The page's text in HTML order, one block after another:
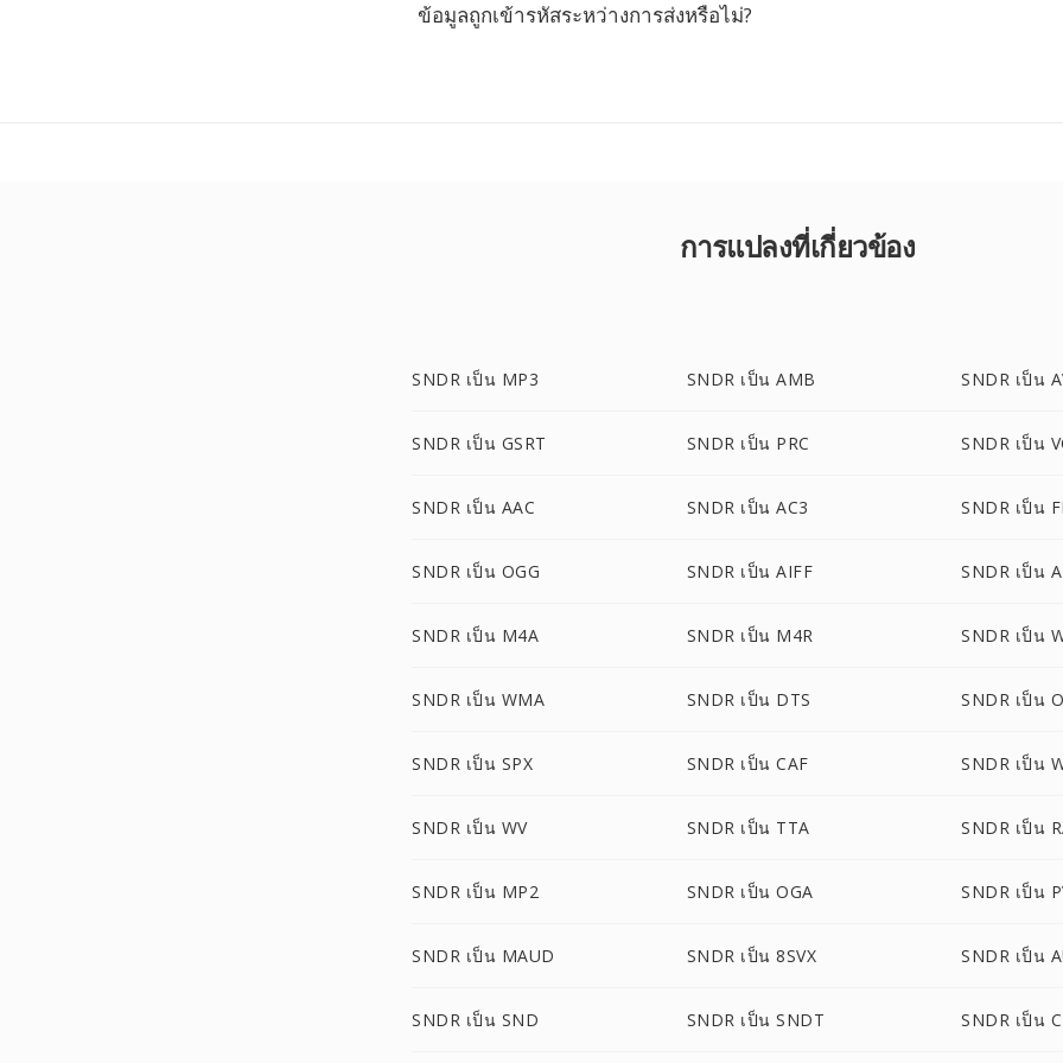
ข้อมูลถูกเข้ารหัสระหว่างการส่งหรือไม่?
การแปลงที่เกี่ยวข้อง
SNDR เป็น MP3 SNDR เป็น AMB SNDR เป็น
SNDR เป็น GSRT SNDR เป็น PRC SNDR เป็น
SNDR เป็น AAC SNDR เป็น AC3 SNDR เป็น
SNDR เป็น OGG SNDR เป็น AIFF SNDR เป็น
SNDR เป็น M4A SNDR เป็น M4R SNDR เป็น
SNDR เป็น WMA SNDR เป็น DTS SNDR เป็น
SNDR เป็น SPX SNDR เป็น CAF SNDR เป็น
SNDR เป็น WV SNDR เป็น TTA SNDR เป็น
SNDR เป็น MP2 SNDR เป็น OGA SNDR เป็น
SNDR เป็น MAUD SNDR เป็น 8SVX SNDR เป็น
SNDR เป็น SND SNDR เป็น SNDT SNDR เป็น